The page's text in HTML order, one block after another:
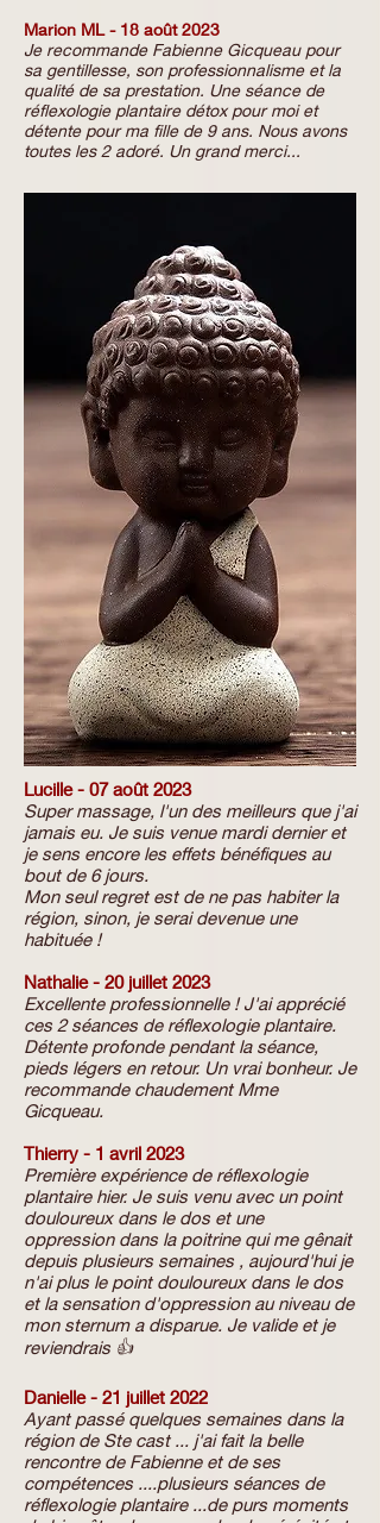
Marion ML - 18 août 2023
Je recommande Fabienne Gicqueau pour
sa gentillesse, son professionnalisme et la
qualité de sa prestation. Une séance de
réflexologie plantaire détox pour moi et
détente pour ma fille de 9 ans. Nous avons
toutes les 2 adoré. Un grand merci...
Lucille - 07 août 2023
Super massage, l'un des meilleurs que j'ai
jamais eu. Je suis venue mardi dernier et
je sens encore les effets bénéfiques au
bout de 6 jours.
Mon seul regret est de ne pas habiter la
région, sinon, je serai devenue une
habituée !
Nathalie - 20 juillet 2023
Excellente professionnelle ! J'ai apprécié
ces 2 séances de réflexologie plantaire.
Détente profonde pendant la séance,
pieds légers en retour. Un vrai bonheur. Je
recommande chaudement Mme
Gicqueau.
Thierry - 1 avril 2023
Première expérience de réflexologie
plantaire hier. Je suis venu avec un point
douloureux dans le dos et une
oppression dans la poitrine qui me gênait
depuis plusieurs semaines , aujourd'hui je
n'ai plus le point douloureux dans le dos
et la sensation d'oppression au niveau de
mon sternum a disparue. Je valide et je
reviendrais 👍
Danielle - 21 juillet 2022
Ayant passé quelques semaines dans la
région de Ste cast ... j'ai fait la belle
rencontre de Fabienne et de ses
compétences ....plusieurs séances de
réflexologie plantaire ...de purs moments